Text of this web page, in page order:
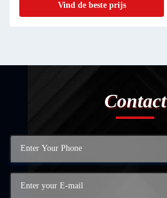
Vind de beste prijs
Contact